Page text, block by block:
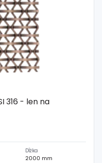
316 - len na
Dĺžka
2000 mm